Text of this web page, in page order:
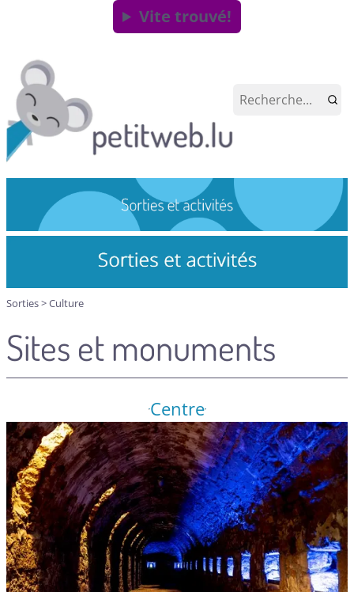
Vite trouvé!
Sorties>Culture
Sites et monuments
Centre